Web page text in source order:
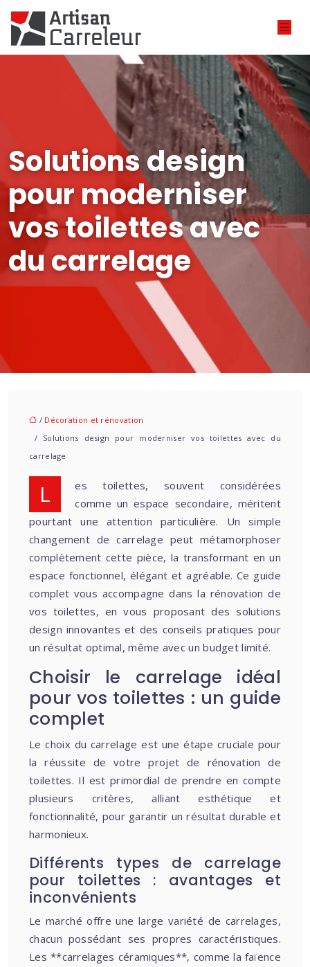
Solutions design
pour moderniser
vos toilettes avec
du carrelage
/ Décoration et rénovation
/ Solutions design pour moderniser vos toilettes avec du
carrelage
Les toilettes, souvent considérées
comme un espace secondaire, méritent
pourtant une attention particulière. Un simple
changement de carrelage peut métamorphoser
complètement cette pièce, la transformant en un
espace fonctionnel, élégant et agréable. Ce guide
complet vous accompagne dans la rénovation de
vos toilettes, en vous proposant des solutions
design innovantes et des conseils pratiques pour
un résultat optimal, même avec un budget limité.
Choisir le carrelage idéal
pour vos toilettes : un guide
complet
Le choix du carrelage est une étape cruciale pour
la réussite de votre projet de rénovation de
toilettes. Il est primordial de prendre en compte
plusieurs critères, alliant esthétique et
fonctionnalité, pour garantir un résultat durable et
harmonieux.
Différents types de carrelage
pour toilettes : avantages et
inconvénients
Le marché offre une large variété de carrelages,
chacun possédant ses propres caractéristiques.
Les **carrelages céramiques**, comme la faïence